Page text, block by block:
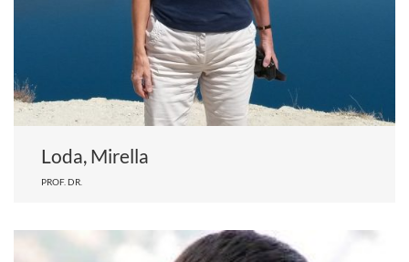
Loda, Mirella
PROF. DR.